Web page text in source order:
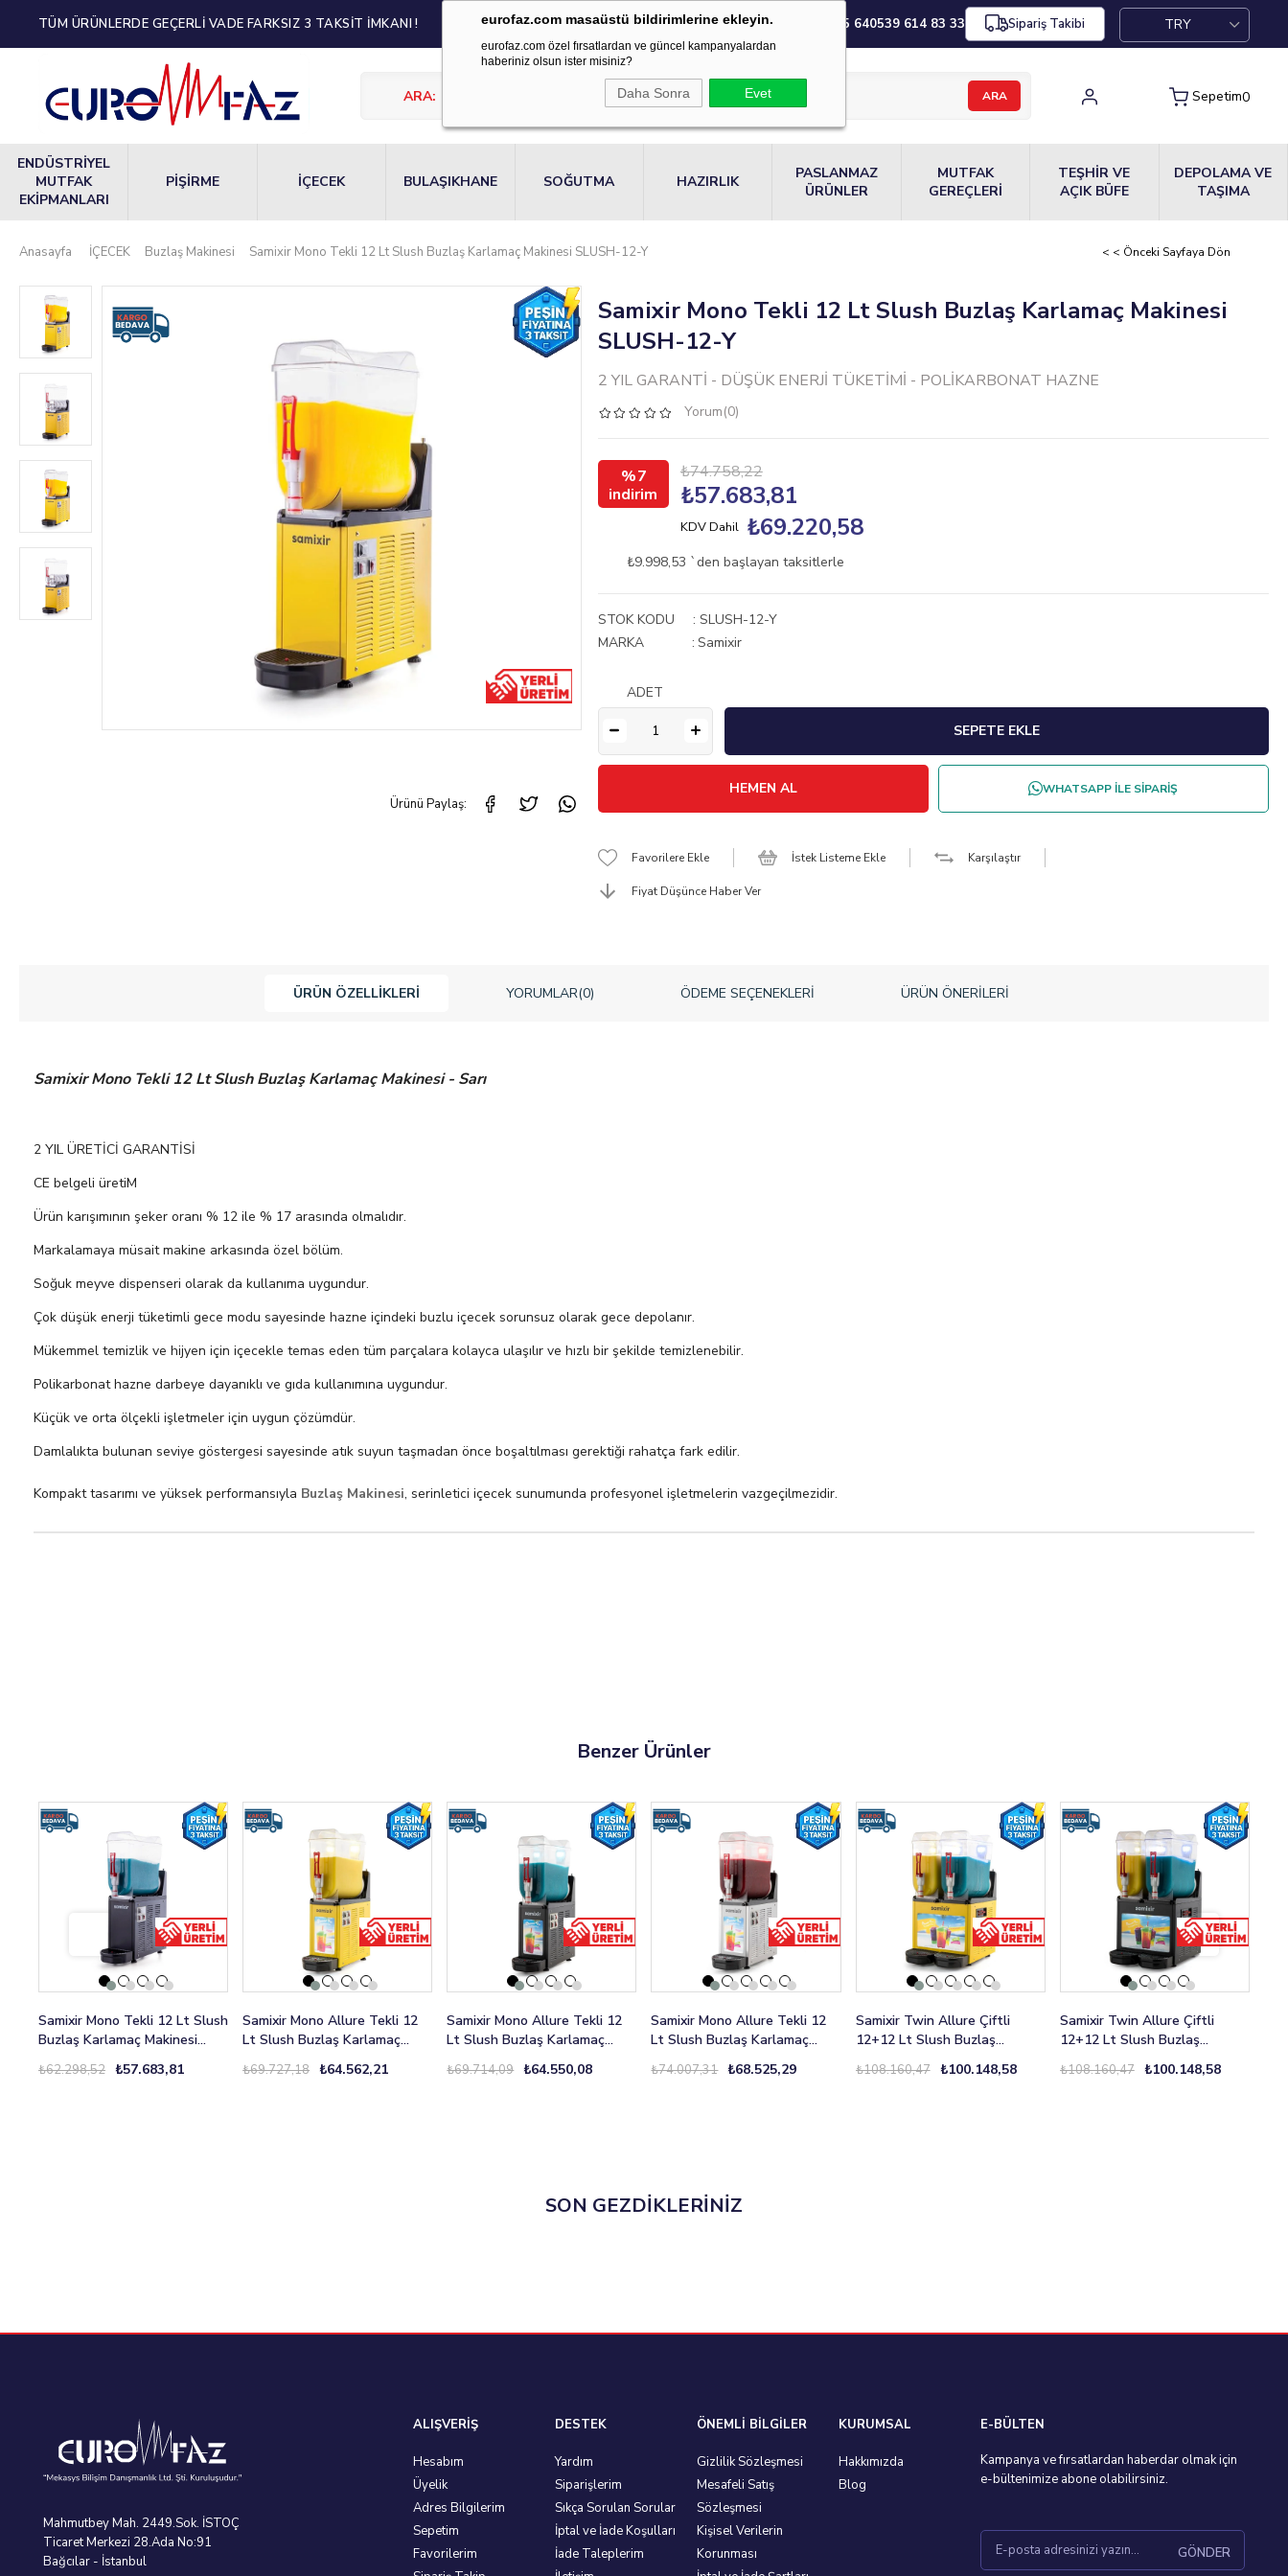
eurofaz.com masaüstü bildirimlerine ekleyin.
eurofaz.com özel fırsatlardan ve güncel kampanyalardan
haberiniz olsun ister misiniz?
Daha Sonra Evet
TÜM ÜRÜNLERDE GEÇERLİ VADE FARKSIZ 3 TAKSİT İMKANI ! 0850 220 55 640539 614 83 33 Sipariş Takibi TRY
Sepetim0
ENDÜSTRİYEL
MUTFAK
EKİPMANLARI
PİŞİRME İÇECEK BULAŞIKHANE SOĞUTMA HAZIRLIK
PASLANMAZ
ÜRÜNLER
MUTFAK
GEREÇLERİ
TEŞHİR VE
AÇIK BÜFE
DEPOLAMA VE
TAŞIMA
Anasayfa İÇECEK Buzlaş Makinesi Samixir Mono Tekli 12 Lt Slush Buzlaş Karlamaç Makinesi SLUSH-12-Y < < Önceki Sayfaya Dön
Ürünü Paylaş:
Samixir Mono Tekli 12 Lt Slush Buzlaş Karlamaç Makinesi
SLUSH-12-Y
2 YIL GARANTİ - DÜŞÜK ENERJİ TÜKETİMİ - POLİKARBONAT HAZNE
Yorum(0)
7 ₺74.758,22
₺57.683,81
KDV Dahil ₺69.220,58
₺9.998,53 `den başlayan taksitlerle
STOK KODU
SLUSH-12-Y
MARKA
: Samixir
ADET
WHATSAPP İLE SİPARİŞ
Favorilere Ekle İstek Listeme Ekle Karşılaştır
Fiyat Düşünce Haber Ver
ÜRÜN ÖZELLIKLERI YORUMLAR(0) ÖDEME SEÇENEKLERI ÜRÜN ÖNERILERI
Samixir Mono Tekli 12 Lt Slush Buzlaş Karlamaç Makinesi - Sarı
2 YIL ÜRETİCİ GARANTİSİ
CE belgeli üretiM
Ürün karışımının şeker oranı % 12 ile % 17 arasında olmalıdır.
Markalamaya müsait makine arkasında özel bölüm.
Soğuk meyve dispenseri olarak da kullanıma uygundur.
Çok düşük enerji tüketimli gece modu sayesinde hazne içindeki buzlu içecek sorunsuz olarak gece depolanır.
Mükemmel temizlik ve hijyen için içecekle temas eden tüm parçalara kolayca ulaşılır ve hızlı bir şekilde temizlenebilir.
Polikarbonat hazne darbeye dayanıklı ve gıda kullanımına uygundur.
Küçük ve orta ölçekli işletmeler için uygun çözümdür.
Damlalıkta bulunan seviye göstergesi sayesinde atık suyun taşmadan önce boşaltılması gerektiği rahatça fark edilir.
Kompakt tasarımı ve yüksek performansıyla Buzlaş Makinesi, serinletici içecek sunumunda profesyonel işletmelerin vazgeçilmezidir.
Benzer Ürünler
Samixir Mono Tekli 12 Lt Slush
Buzlaş Karlamaç Makinesi
₺57.683,81
₺62.298,52
Samixir Mono Allure Tekli 12
Lt Slush Buzlaş Karlamaç
₺64.562,21
₺69.727,18
Samixir Mono Allure Tekli 12
Lt Slush Buzlaş Karlamaç
₺64.550,08
₺69.714,09
Samixir Mono Allure Tekli 12
Lt Slush Buzlaş Karlamaç
₺68.525,29
₺74.007,31
Samixir Twin Allure Çiftli
12+12 Lt Slush Buzlaş
YA
₺100.148,58
₺108.160,47
Samixir Twin Allure Çiftli
12+12 Lt Slush Buzlaş
BA
₺100.148,58
₺108.160,47
SON GEZDİKLERİNİZ
Mahmutbey Mah. 2449.Sok. İSTOÇ
Ticaret Merkezi 28.Ada No:91
Bağcılar - İstanbul
ALIŞVERİŞ
Hesabım
Üyelik
Adres Bilgilerim
Sepetim
Favorilerim
DESTEK
Yardım
Siparişlerim
Sıkça Sorulan Sorular
İptal ve İade Koşulları
İade Taleplerim
ÖNEMLİ BİLGİLER
Gizlilik Sözleşmesi
Mesafeli Satış
Sözleşmesi
Kişisel Verilerin
Korunması
KURUMSAL
Hakkımızda
Blog
E-BÜLTEN
Kampanya ve fırsatlardan haberdar olmak için
e-bültenimize abone olabilirsiniz.
GÖNDER